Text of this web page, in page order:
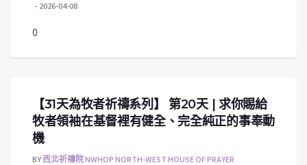
2026-04-08
0
【31天為牧者祈禱系列】 第20天 | 求你賜給
牧者領袖在基督裡有健全、完全純正的事奉動
機
BY西北祈禱院 NWHOP NORTH-WEST HOUSE OF PRAYER